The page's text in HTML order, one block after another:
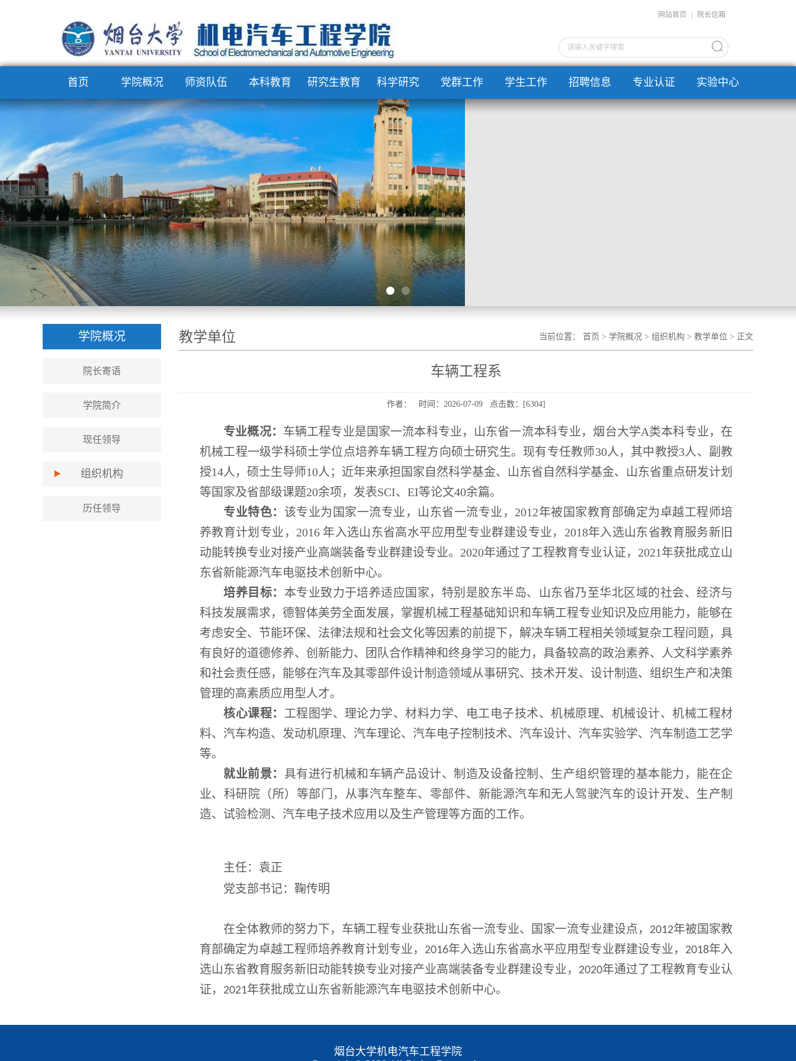
网站首页 院长信箱
首页 学院概况 师资队伍 本科教育 研究生教育 科学研究 党群工作 学生工作 招聘信息 专业认证 实验中心
学院概况
院长寄语
学院简介
现任领导
组织机构
历任领导
教学单位 当前位置： 首页 > 学院概况 > 组织机构 > 教学单位 > 正文
车辆工程系
作者： 时间：2026-07-09 点击数：[6304]
专业概况： 车辆工程专业是国家一流本科专业，山东省一流本科专业，烟台大学A类本科专业，在
机械工程一级学科硕士学位点培养车辆工程方向硕士研究生。现有专任教师30人，其中教授3人、副教
授14人，硕士生导师10人；近年来承担国家自然科学基金、山东省自然科学基金、山东省重点研发计划
等国家及省部级课题20余项，发表SCI、EI等论文40余篇。
专业特色： 该专业为国家一流专业，山东省一流专业， 2012年被国家教育部确定为卓越工程师培
养教育计划专业，2016 年入选山东省高水平应用型专业群建设专业，2018年入选山东省教育服务新旧
动能转换专业对接产业高端装备专业群建设专业。2020年通过了工程教育专业认证，2021年获批成立山
东省新能源汽车电驱技术创新中心。
培养目标： 本专业致力于培养适应国家，特别是胶东半岛、山东省乃至华北区域的社会、经济与
科技发展需求，德智体美劳全面发展，掌握机械工程基础知识和车辆工程专业知识及应用能力，能够在
考虑安全、节能环保、法律法规和社会文化等因素的前提下，解决车辆工程相关领域复杂工程问题，具
有良好的道德修养、创新能力、团队合作精神和终身学习的能力，具备较高的政治素养、人文科学素养
和社会责任感，能够在汽车及其零部件设计制造领域从事研究、技术开发、设计制造、组织生产和决策
管理的高素质应用型人才。
核心课程： 工程图学、理论力学、材料力学、电工电子技术、机械原理、机械设计、机械工程材
料、汽车构造、发动机原理、汽车理论、汽车电子控制技术、汽车设计、汽车实验学、汽车制造工艺学
等。
就业前景： 具有进行机械和车辆产品设计、制造及设备控制、生产组织管理的基本能力，能在企
业、科研院（所）等部门，从事汽车整车、零部件、新能源汽车和无人驾驶汽车的设计开发、生产制
造、试验检测、汽车电子技术应用以及生产管理等方面的工作。
主任： 袁正
党支部书记：鞠传明
在全体教师的努力下，车辆工程专业获批山东省一流专业、国家一流专业建设点，2012年被国家教
育部确定为卓越工程师培养教育计划专业，2016年入选山东省高水平应用型专业群建设专业，2018年入
选山东省教育服务新旧动能转换专业对接产业高端装备专业群建设专业，2020年通过了工程教育专业认
证， 2021年获批成立山东省新能源汽车电驱技术创新中心。
烟台大学机电汽车工程学院